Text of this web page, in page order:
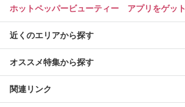
ホットペッパービューティー アプリをゲット
近くのエリアから探す
オススメ特集から探す
関連リンク